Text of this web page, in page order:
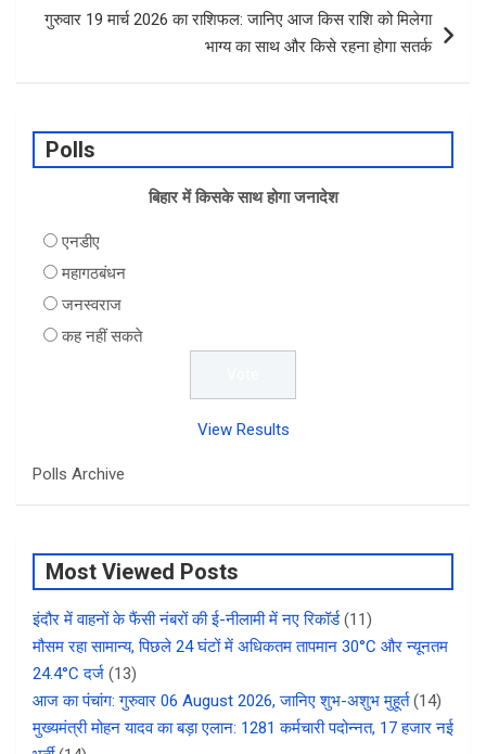
गुरुवार 19 मार्च 2026 का राशिफल: जानिए आज किस राशि को मिलेगा
भाग्य का साथ और किसे रहना होगा सतर्क
Polls
बिहार में किसके साथ होगा जनादेश
एनडीए
महागठबंधन
जनस्वराज
कह नहीं सकते
View Results
Polls Archive
Most Viewed Posts
इंदौर में वाहनों के फैंसी नंबरों की ई-नीलामी में नए रिकॉर्ड (11)
मौसम रहा सामान्य, पिछले 24 घंटों में अधिकतम तापमान 30°C और न्यूनतम
24.4°C दर्ज (13)
आज का पंचांग: गुरुवार 06 August 2026, जानिए शुभ-अशुभ मुहूर्त (14)
मुख्यमंत्री मोहन यादव का बड़ा एलान: 1281 कर्मचारी पदोन्नत, 17 हजार नई